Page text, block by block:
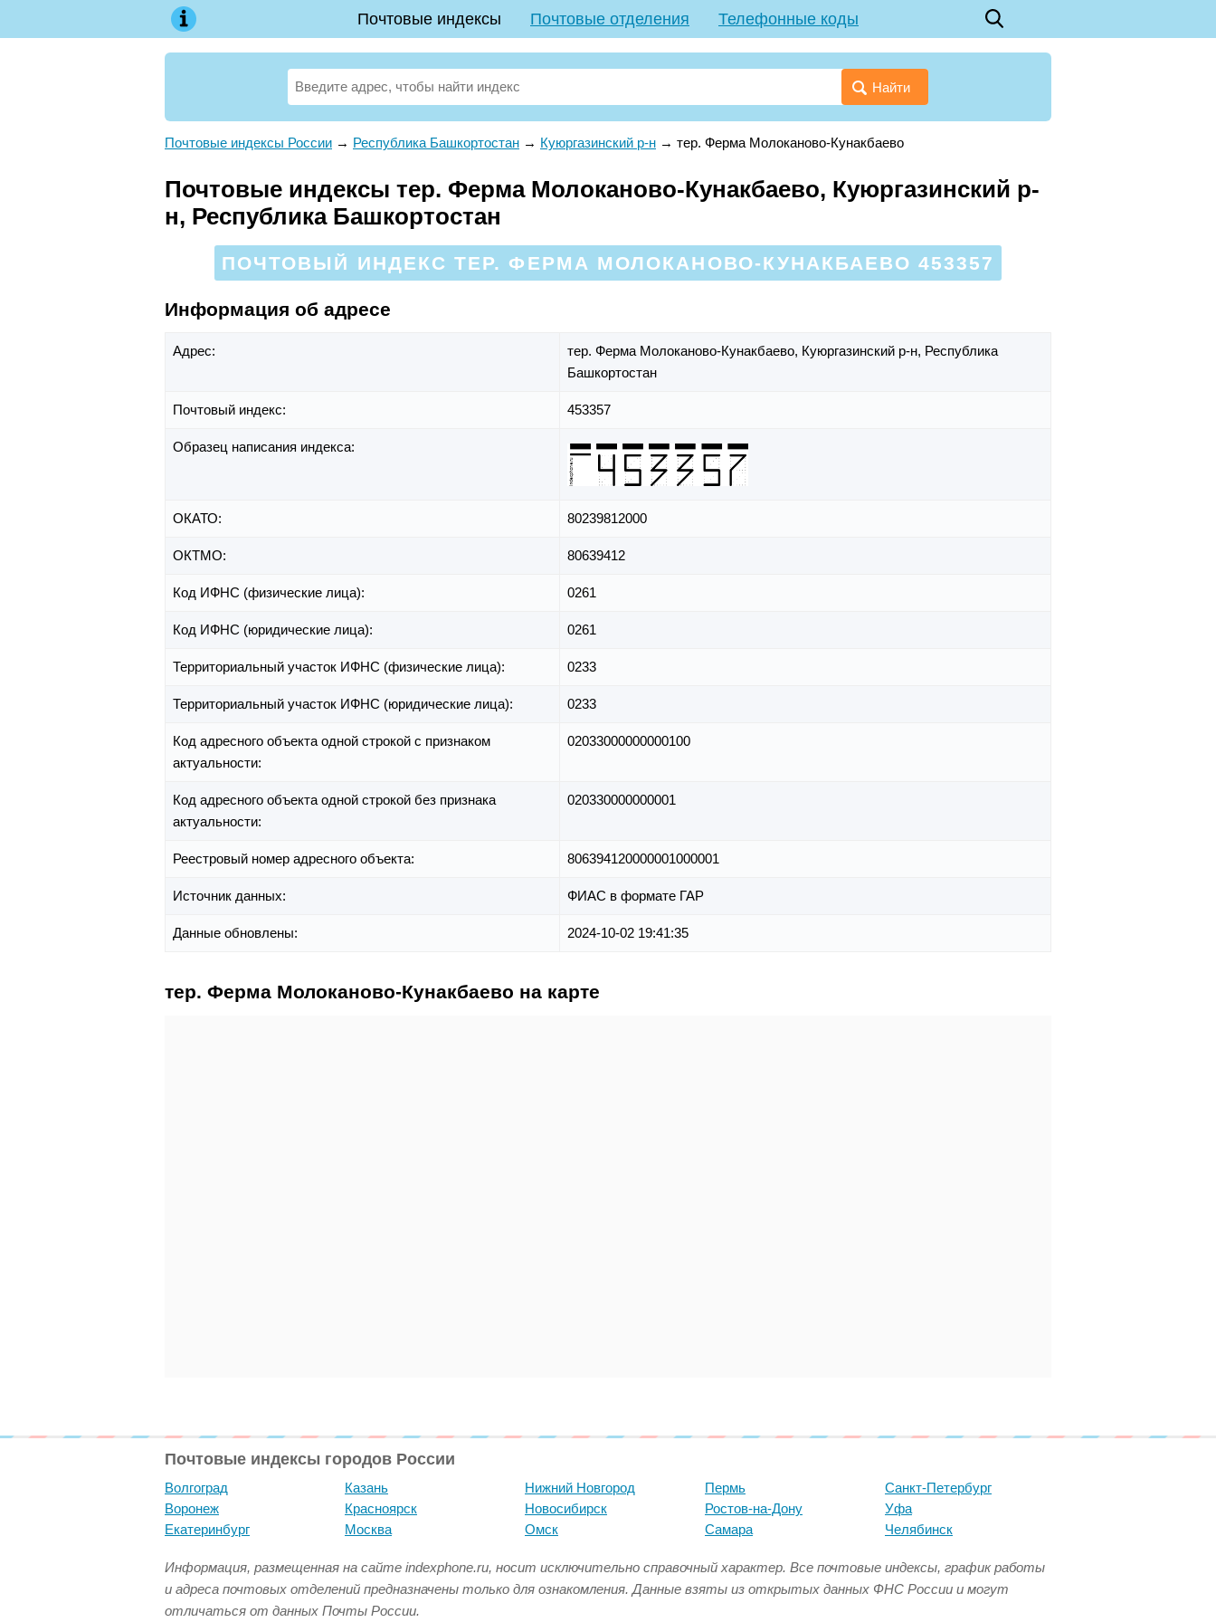
Почтовые индексы Почтовые отделения Телефонные коды
Найти
Почтовые индексы России → Республика Башкортостан → Куюргазинский р-н → тер. Ферма Молоканово-Кунакбаево
Почтовые индексы тер. Ферма Молоканово-Кунакбаево, Куюргазинский р-
н, Республика Башкортостан
ПОЧТОВЫЙ ИНДЕКС ТЕР. ФЕРМА МОЛОКАНОВО-КУНАКБАЕВО 453357
Информация об адресе
Адрес: тер. Ферма Молоканово-Кунакбаево, Куюргазинский р-н, Республика
Башкортостан
Почтовый индекс: 453357
Образец написания индекса:
ОКАТО: 80239812000
ОКТМО: 80639412
Код ИФНС (физические лица): 0261
Код ИФНС (юридические лица): 0261
Территориальный участок ИФНС (физические лица): 0233
Территориальный участок ИФНС (юридические лица): 0233
Код адресного объекта одной строкой с признаком
актуальности:
02033000000000100
Код адресного объекта одной строкой без признака
актуальности:
020330000000001
Реестровый номер адресного объекта: 806394120000001000001
Источник данных: ФИАС в формате ГАР
Данные обновлены: 2024-10-02 19:41:35
тер. Ферма Молоканово-Кунакбаево на карте
Почтовые индексы городов России
Волгоград
Воронеж
Екатеринбург
Казань
Красноярск
Москва
Нижний Новгород
Новосибирск
Омск
Пермь
Ростов-на-Дону
Самара
Санкт-Петербург
Уфа
Челябинск
Информация, размещенная на сайте indexphone.ru, носит исключительно справочный характер. Все почтовые индексы, график работы
и адреса почтовых отделений предназначены только для ознакомления. Данные взяты из открытых данных ФНС России и могут
отличаться от данных Почты России.